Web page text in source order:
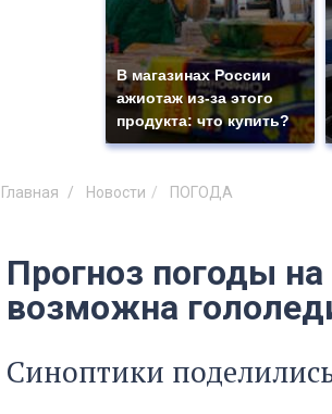
В магазинах России
ажиотаж из-за этого
продукта: что купить?
Главная Новости ПОГОДА
Прогноз погоды на
возможна
Синоптики